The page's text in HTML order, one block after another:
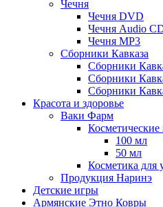
Чечня
Чечня DVD
Чечня Audio
Чечня MP3
Сборники Кавказа
Сборники
Сборники
Сборники
Красота и здоровье
Ваки Фарм
Косметические
100 мл
50 мл
Косметика для
Продукция Наринэ
Детские игры
Армянские Этно Ковры